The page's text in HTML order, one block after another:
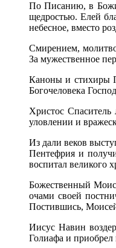
По Писанию, в
щедростью. Елей
небесное, вместо
Смирением,
За мужественное
Каноны и стихиры
Богочеловека
Христос Спаситель
уловлении и
Из дали веков
Пентефрия и
воспитал великого
Божественный
очами своей
Постившись,
Иисус Навин
Голиафа и приобрел